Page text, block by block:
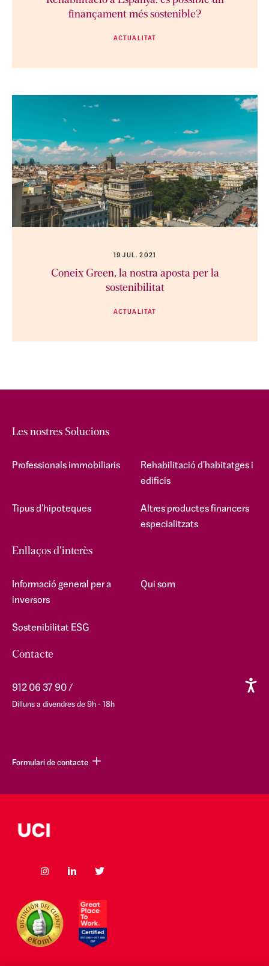
finançament més sostenible?
ACTUALITAT
19 JUL. 2021
Coneix Green, la nostra aposta per la
sostenibilitat
ACTUALITAT
Les nostres Solucions
Professionals immobiliaris
Rehabilitació d'habitatges i
edificis
Tipus d'hipoteques
Altres productes financers
especialitzats
Enllaços d'interès
Informació general per a
inversors
Qui som
Sostenibilitat ESG
Contacte
912 06 37 90
Dilluns a divendres de 9h - 18h
Formulari de contacte